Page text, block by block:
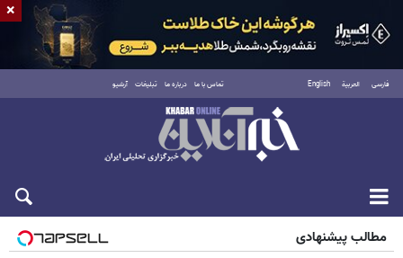
فارسی العربية English تماس با ما درباره ما تبلیغات آرشیو
شنبه ۱۷ مرداد ۱۴۰۵
مطالب پیشنهادی
×